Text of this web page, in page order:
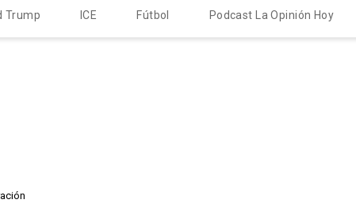
Trump ICE Fútbol Podcast La Opinión Hoy